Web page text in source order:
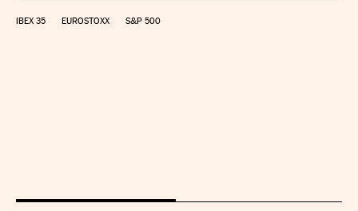
IBEX 35 EUROSTOXX S&P 500